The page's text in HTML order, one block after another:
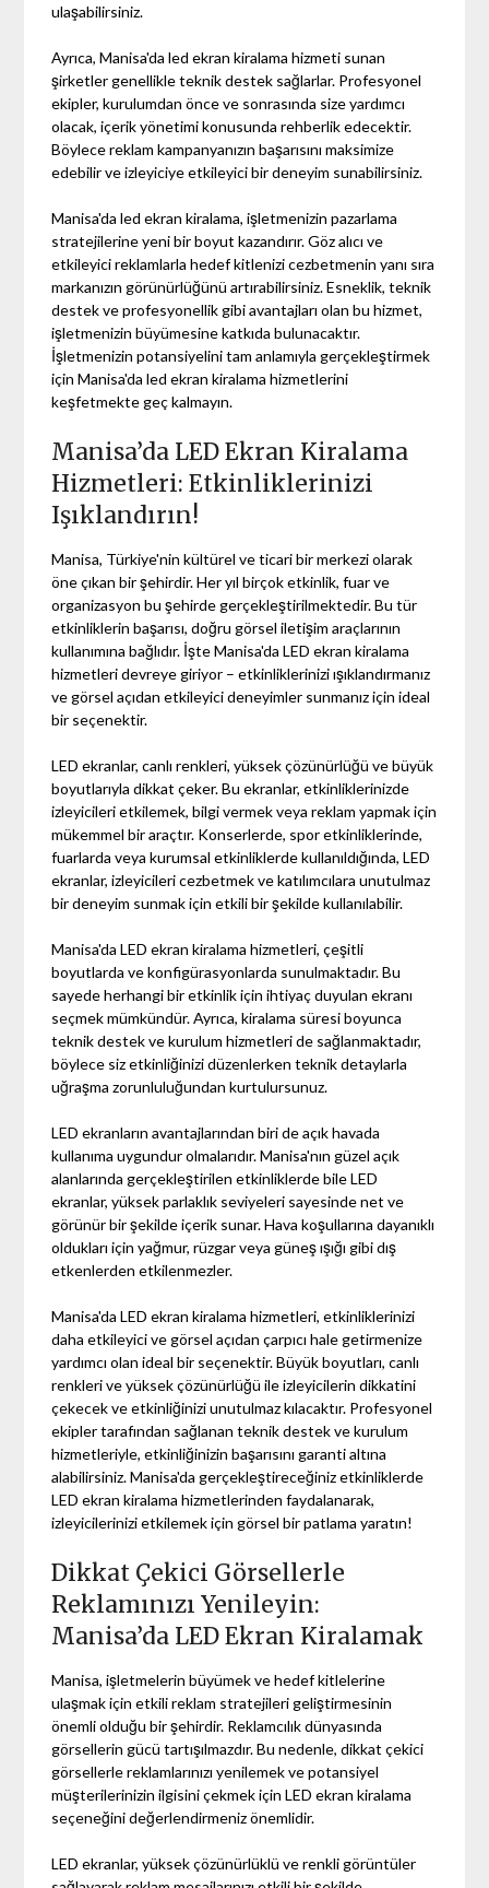
ulaşabilirsiniz.
Ayrıca, Manisa'da led ekran kiralama hizmeti sunan
şirketler genellikle teknik destek sağlarlar. Profesyonel
ekipler, kurulumdan önce ve sonrasında size yardımcı
olacak, içerik yönetimi konusunda rehberlik edecektir.
Böylece reklam kampanyanızın başarısını maksimize
edebilir ve izleyiciye etkileyici bir deneyim sunabilirsiniz.
Manisa'da led ekran kiralama, işletmenizin pazarlama
stratejilerine yeni bir boyut kazandırır. Göz alıcı ve
etkileyici reklamlarla hedef kitlenizi cezbetmenin yanı sıra
markanızın görünürlüğünü artırabilirsiniz. Esneklik, teknik
destek ve profesyonellik gibi avantajları olan bu hizmet,
işletmenizin büyümesine katkıda bulunacaktır.
İşletmenizin potansiyelini tam anlamıyla gerçekleştirmek
için Manisa'da led ekran kiralama hizmetlerini
keşfetmekte geç kalmayın.
Manisa’da LED Ekran Kiralama
Hizmetleri: Etkinliklerinizi
Işıklandırın!
Manisa, Türkiye'nin kültürel ve ticari bir merkezi olarak
öne çıkan bir şehirdir. Her yıl birçok etkinlik, fuar ve
organizasyon bu şehirde gerçekleştirilmektedir. Bu tür
etkinliklerin başarısı, doğru görsel iletişim araçlarının
kullanımına bağlıdır. İşte Manisa'da LED ekran kiralama
hizmetleri devreye giriyor – etkinliklerinizi ışıklandırmanız
ve görsel açıdan etkileyici deneyimler sunmanız için ideal
bir seçenektir.
LED ekranlar, canlı renkleri, yüksek çözünürlüğü ve büyük
boyutlarıyla dikkat çeker. Bu ekranlar, etkinliklerinizde
izleyicileri etkilemek, bilgi vermek veya reklam yapmak için
mükemmel bir araçtır. Konserlerde, spor etkinliklerinde,
fuarlarda veya kurumsal etkinliklerde kullanıldığında, LED
ekranlar, izleyicileri cezbetmek ve katılımcılara unutulmaz
bir deneyim sunmak için etkili bir şekilde kullanılabilir.
Manisa'da LED ekran kiralama hizmetleri, çeşitli
boyutlarda ve konfigürasyonlarda sunulmaktadır. Bu
sayede herhangi bir etkinlik için ihtiyaç duyulan ekranı
seçmek mümkündür. Ayrıca, kiralama süresi boyunca
teknik destek ve kurulum hizmetleri de sağlanmaktadır,
böylece siz etkinliğinizi düzenlerken teknik detaylarla
uğraşma zorunluluğundan kurtulursunuz.
LED ekranların avantajlarından biri de açık havada
kullanıma uygundur olmalarıdır. Manisa'nın güzel açık
alanlarında gerçekleştirilen etkinliklerde bile LED
ekranlar, yüksek parlaklık seviyeleri sayesinde net ve
görünür bir şekilde içerik sunar. Hava koşullarına dayanıklı
oldukları için yağmur, rüzgar veya güneş ışığı gibi dış
etkenlerden etkilenmezler.
Manisa'da LED ekran kiralama hizmetleri, etkinliklerinizi
daha etkileyici ve görsel açıdan çarpıcı hale getirmenize
yardımcı olan ideal bir seçenektir. Büyük boyutları, canlı
renkleri ve yüksek çözünürlüğü ile izleyicilerin dikkatini
çekecek ve etkinliğinizi unutulmaz kılacaktır. Profesyonel
ekipler tarafından sağlanan teknik destek ve kurulum
hizmetleriyle, etkinliğinizin başarısını garanti altına
alabilirsiniz. Manisa'da gerçekleştireceğiniz etkinliklerde
LED ekran kiralama hizmetlerinden faydalanarak,
izleyicilerinizi etkilemek için görsel bir patlama yaratın!
Dikkat Çekici Görsellerle
Reklamınızı Yenileyin:
Manisa’da LED Ekran Kiralamak
Manisa, işletmelerin büyümek ve hedef kitlelerine
ulaşmak için etkili reklam stratejileri geliştirmesinin
önemli olduğu bir şehirdir. Reklamcılık dünyasında
görsellerin gücü tartışılmazdır. Bu nedenle, dikkat çekici
görsellerle reklamlarınızı yenilemek ve potansiyel
müşterilerinizin ilgisini çekmek için LED ekran kiralama
seçeneğini değerlendirmeniz önemlidir.
LED ekranlar, yüksek çözünürlüklü ve renkli görüntüler